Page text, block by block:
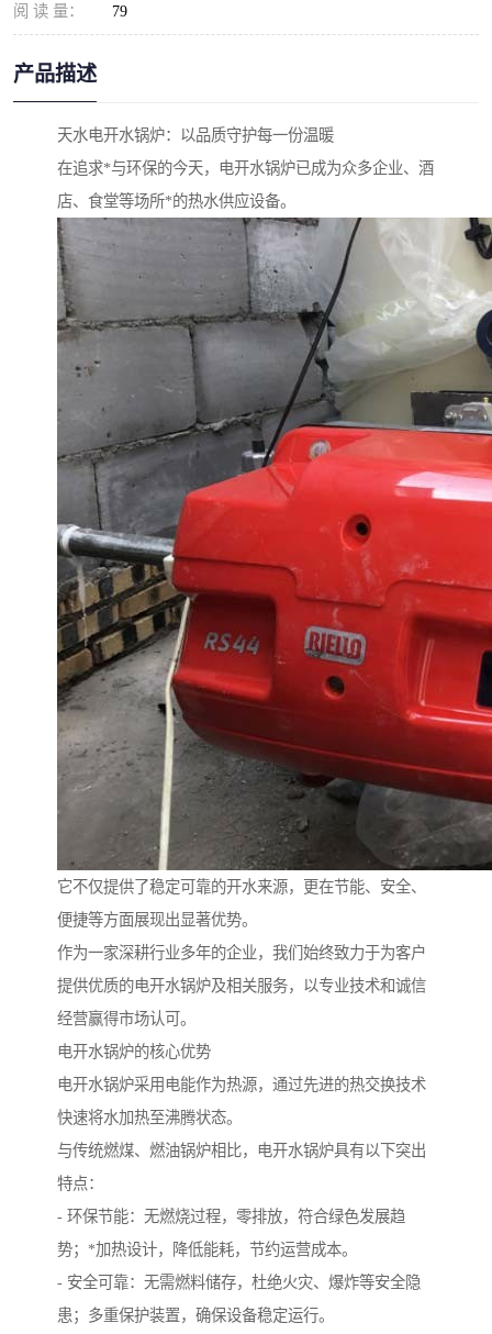
阅 读 量： 79
产品描述
天水电开水锅炉：以品质守护每一份温暖
在追求*与环保的今天，电开水锅炉已成为众多企业、酒
店、食堂等场所*的热水供应设备。
它不仅提供了稳定可靠的开水来源，更在节能、安全、
便捷等方面展现出显著优势。
作为一家深耕行业多年的企业，我们始终致力于为客户
提供优质的电开水锅炉及相关服务，以专业技术和诚信
经营赢得市场认可。
电开水锅炉的核心优势
电开水锅炉采用电能作为热源，通过先进的热交换技术
快速将水加热至沸腾状态。
与传统燃煤、燃油锅炉相比，电开水锅炉具有以下突出
特点：
- 环保节能：无燃烧过程，零排放，符合绿色发展趋
势；*加热设计，降低能耗，节约运营成本。
- 安全可靠：无需燃料储存，杜绝火灾、爆炸等安全隐
患；多重保护装置，确保设备稳定运行。